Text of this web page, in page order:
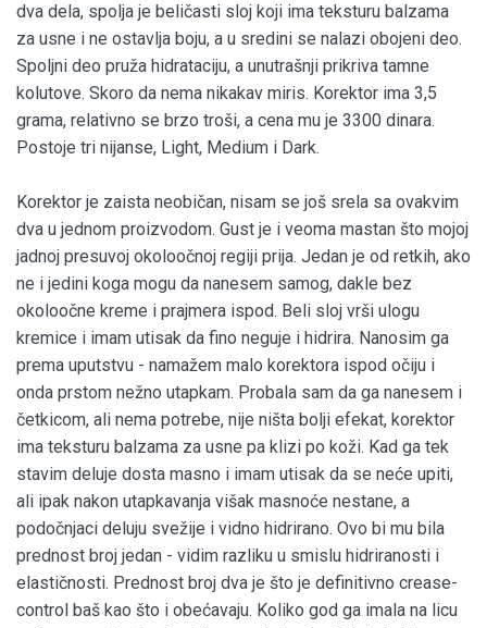
dva dela, spolja je beličasti sloj koji ima teksturu balzama
za usne i ne ostavlja boju, a u sredini se nalazi obojeni deo.
Spoljni deo pruža hidrataciju, a unutrašnji prikriva tamne
kolutove. Skoro da nema nikakav miris. Korektor ima 3,5
grama, relativno se brzo troši, a cena mu je 3300 dinara.
Postoje tri nijanse, Light, Medium i Dark.
Korektor je zaista neobičan, nisam se još srela sa ovakvim
dva u jednom proizvodom. Gust je i veoma mastan što mojoj
jadnoj presuvoj okoloočnoj regiji prija. Jedan je od retkih, ako
ne i jedini koga mogu da nanesem samog, dakle bez
okoloočne kreme i prajmera ispod. Beli sloj vrši ulogu
kremice i imam utisak da fino neguje i hidrira. Nanosim ga
prema uputstvu - namažem malo korektora ispod očiju i
onda prstom nežno utapkam. Probala sam da ga nanesem i
četkicom, ali nema potrebe, nije ništa bolji efekat, korektor
ima teksturu balzama za usne pa klizi po koži. Kad ga tek
stavim deluje dosta masno i imam utisak da se neće upiti,
ali ipak nakon utapkavanja višak masnoće nestane, a
podočnjaci deluju svežije i vidno hidrirano. Ovo bi mu bila
prednost broj jedan - vidim razliku u smislu hidriranosti i
elastičnosti. Prednost broj dva je što je definitivno crease-
control baš kao što i obećavaju. Koliko god ga imala na licu